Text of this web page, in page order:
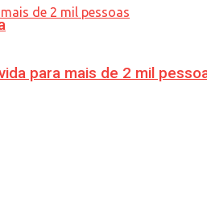
para mais de 2 mil